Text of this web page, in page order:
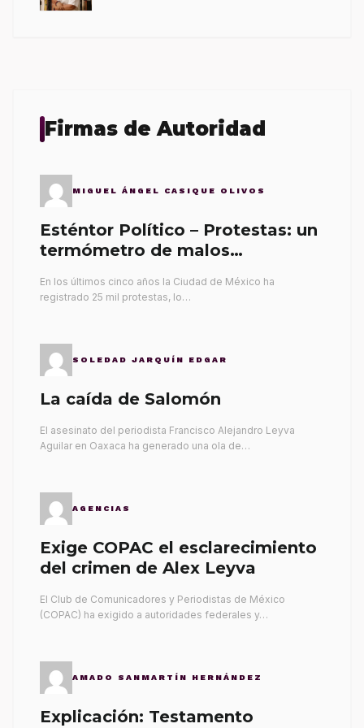
Firmas de Autoridad
MIGUEL ÁNGEL CASIQUE OLIVOS
Esténtor Político – Protestas: un
termómetro de malos
En los últimos cinco años la Ciudad de México ha
registrado 25 mil protestas, lo…
SOLEDAD JARQUÍN EDGAR
La caída de Salomón
El asesinato del periodista Francisco Alejandro Leyva
Aguilar en Oaxaca ha generado una ola de…
AGENCIAS
Exige COPAC el esclarecimiento
del crimen de Alex Leyva
El Club de Comunicadores y Periodistas de México
(COPAC) ha exigido a autoridades federales y…
AMADO SANMARTÍN HERNÁNDEZ
Explicación: Testamento